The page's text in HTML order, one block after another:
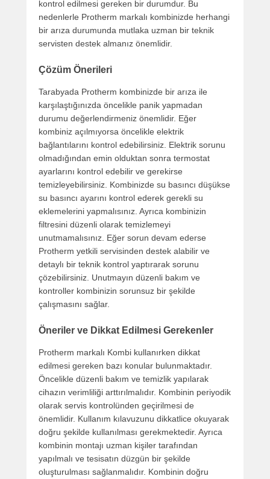
kontrol edilmesi gereken bir durumdur. Bu
nedenlerle Protherm markalı kombinizde herhangi
bir arıza durumunda mutlaka uzman bir teknik
servisten destek almanız önemlidir.
Çözüm Önerileri
Tarabyada Protherm kombinizde bir arıza ile
karşılaştığınızda öncelikle panik yapmadan
durumu değerlendirmeniz önemlidir. Eğer
kombiniz açılmıyorsa öncelikle elektrik
bağlantılarını kontrol edebilirsiniz. Elektrik sorunu
olmadığından emin olduktan sonra termostat
ayarlarını kontrol edebilir ve gerekirse
temizleyebilirsiniz. Kombinizde su basıncı düşükse
su basıncı ayarını kontrol ederek gerekli su
eklemelerini yapmalısınız. Ayrıca kombinizin
filtresini düzenli olarak temizlemeyi
unutmamalısınız. Eğer sorun devam ederse
Protherm yetkili servisinden destek alabilir ve
detaylı bir teknik kontrol yaptırarak sorunu
çözebilirsiniz. Unutmayın düzenli bakım ve
kontroller kombinizin sorunsuz bir şekilde
çalışmasını sağlar.
Öneriler ve Dikkat Edilmesi Gerekenler
Protherm markalı Kombi kullanırken dikkat
edilmesi gereken bazı konular bulunmaktadır.
Öncelikle düzenli bakım ve temizlik yapılarak
cihazın verimliliği arttırılmalıdır. Kombinin periyodik
olarak servis kontrolünden geçirilmesi de
önemlidir. Kullanım kılavuzunu dikkatlice okuyarak
doğru şekilde kullanılması gerekmektedir. Ayrıca
kombinin montajı uzman kişiler tarafından
yapılmalı ve tesisatın düzgün bir şekilde
oluşturulması sağlanmalıdır. Kombinin doğru